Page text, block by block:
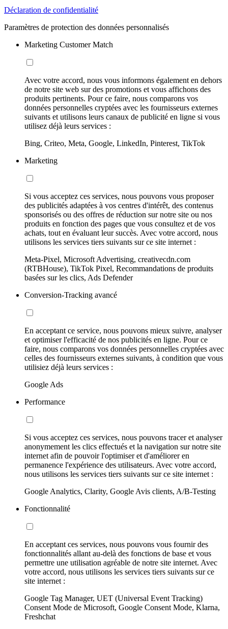
Déclaration de confidentialité
Paramètres de protection des données personnalisés
Marketing Customer Match
Avec votre accord, nous vous informons également en dehors
de notre site web sur des promotions et vous affichons des
produits pertinents. Pour ce faire, nous comparons vos
données personnelles cryptées avec les fournisseurs externes
suivants et utilisons leurs canaux de publicité en ligne si vous
utilisez déjà leurs services :
Bing, Criteo, Meta, Google, LinkedIn, Pinterest, TikTok
Marketing
Si vous acceptez ces services, nous pouvons vous proposer
des publicités adaptées à vos centres d'intérêt, des contenus
sponsorisés ou des offres de réduction sur notre site ou nos
produits en fonction des pages que vous consultez et de vos
achats, tout en évaluant leur succès. Avec votre accord, nous
utilisons les services tiers suivants sur ce site internet :
Meta-Pixel, Microsoft Advertising, creativecdn.com
(RTBHouse), TikTok Pixel, Recommandations de produits
basées sur les clics, Ads Defender
Conversion-Tracking avancé
En acceptant ce service, nous pouvons mieux suivre, analyser
et optimiser l'efficacité de nos publicités en ligne. Pour ce
faire, nous comparons vos données personnelles cryptées avec
celles des fournisseurs externes suivants, à condition que vous
utilisiez déjà leurs services :
Google Ads
Performance
Si vous acceptez ces services, nous pouvons tracer et analyser
anonymement les clics effectués et la navigation sur notre site
internet afin de pouvoir l'optimiser et d'améliorer en
permanence l'expérience des utilisateurs. Avec votre accord,
nous utilisons les services tiers suivants sur ce site internet :
Google Analytics, Clarity, Google Avis clients, A/B-Testing
Fonctionnalité
En acceptant ces services, nous pouvons vous fournir des
fonctionnalités allant au-delà des fonctions de base et vous
permettre une utilisation agréable de notre site internet. Avec
votre accord, nous utilisons les services tiers suivants sur ce
site internet :
Google Tag Manager, UET (Universal Event Tracking)
Consent Mode de Microsoft, Google Consent Mode, Klarna,
Freshchat